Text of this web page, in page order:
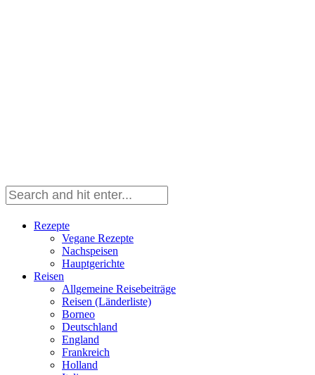
Rezepte
Vegane Rezepte
Nachspeisen
Hauptgerichte
Reisen
Allgemeine Reisebeiträge
Reisen (Länderliste)
Borneo
Deutschland
England
Frankreich
Holland